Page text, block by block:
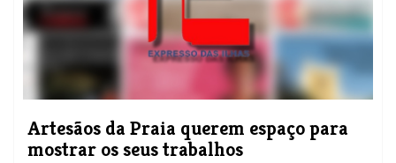
Artesãos da Praia querem espaço para
mostrar os seus trabalhos